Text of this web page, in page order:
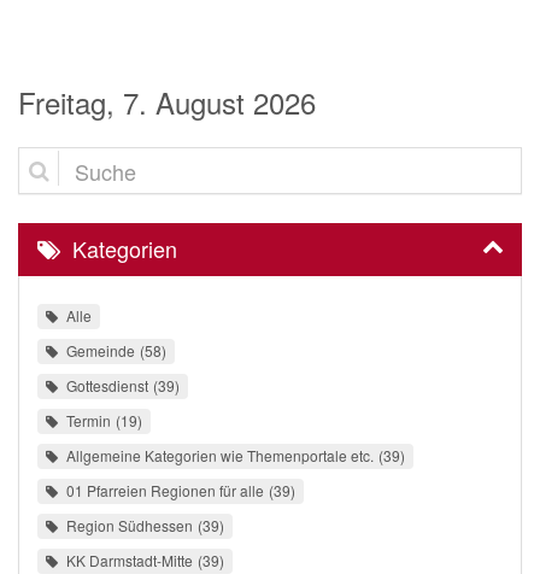
Freitag, 7. August 2026
Suche
Kategorien
Alle
Gemeinde 58
Gottesdienst 39
Termin 19
Allgemeine Kategorien wie Themenportale etc. 39
01 Pfarreien Regionen für alle 39
Region Südhessen 39
KK Darmstadt-Mitte 39